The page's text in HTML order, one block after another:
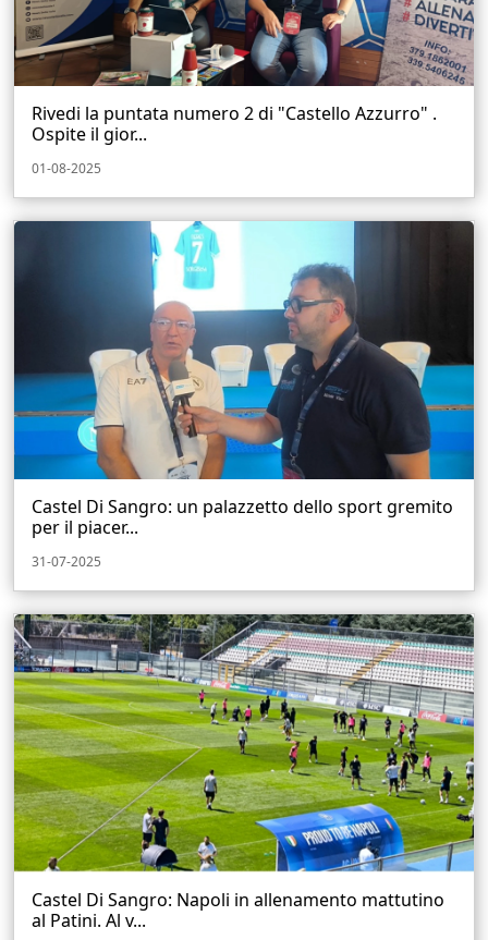
Rivedi la puntata numero 2 di "Castello Azzurro" .
Ospite il gior...
01-08-2025
Castel Di Sangro: un palazzetto dello sport gremito
per il piacer...
31-07-2025
Castel Di Sangro: Napoli in allenamento mattutino
al Patini. Al v...